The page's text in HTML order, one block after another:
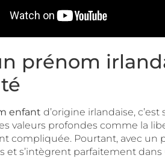
prénom
enfant d’origine irlandaise,
valeurs profondes comme la
compliquée. Pourtant, avec un
et s’intègrent parfaitement